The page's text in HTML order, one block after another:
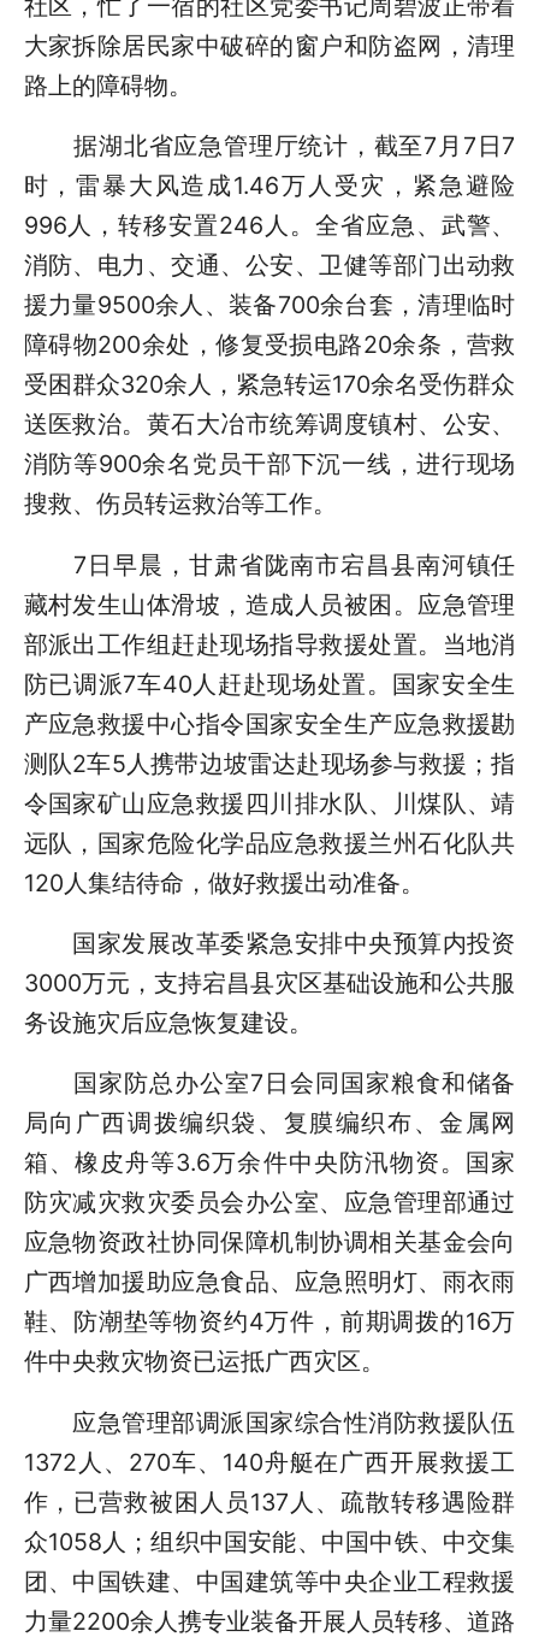
社区，忙了一宿的社区党委书记周碧波正带着
大家拆除居民家中破碎的窗户和防盗网，清理
路上的障碍物。
据湖北省应急管理厅统计，截至7月7日7
时，雷暴大风造成1.46万人受灾，紧急避险
996人，转移安置246人。全省应急、武警、
消防、电力、交通、公安、卫健等部门出动救
援力量9500余人、装备700余台套，清理临时
障碍物200余处，修复受损电路20余条，营救
受困群众320余人，紧急转运170余名受伤群众
送医救治。黄石大冶市统筹调度镇村、公安、
消防等900余名党员干部下沉一线，进行现场
搜救、伤员转运救治等工作。
7日早晨，甘肃省陇南市宕昌县南河镇任
藏村发生山体滑坡，造成人员被困。应急管理
部派出工作组赶赴现场指导救援处置。当地消
防已调派7车40人赶赴现场处置。国家安全生
产应急救援中心指令国家安全生产应急救援勘
测队2车5人携带边坡雷达赴现场参与救援；指
令国家矿山应急救援四川排水队、川煤队、靖
远队，国家危险化学品应急救援兰州石化队共
120人集结待命，做好救援出动准备。
国家发展改革委紧急安排中央预算内投资
3000万元，支持宕昌县灾区基础设施和公共服
务设施灾后应急恢复建设。
国家防总办公室7日会同国家粮食和储备
局向广西调拨编织袋、复膜编织布、金属网
箱、橡皮舟等3.6万余件中央防汛物资。国家
防灾减灾救灾委员会办公室、应急管理部通过
应急物资政社协同保障机制协调相关基金会向
广西增加援助应急食品、应急照明灯、雨衣雨
鞋、防潮垫等物资约4万件，前期调拨的16万
件中央救灾物资已运抵广西灾区。
应急管理部调派国家综合性消防救援队伍
1372人、270车、140舟艇在广西开展救援工
作，已营救被困人员137人、疏散转移遇险群
众1058人；组织中国安能、中国中铁、中交集
团、中国铁建、中国建筑等中央企业工程救援
力量2200余人携专业装备开展人员转移、道路